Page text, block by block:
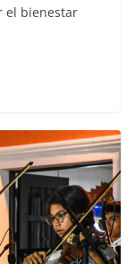
el bienestar